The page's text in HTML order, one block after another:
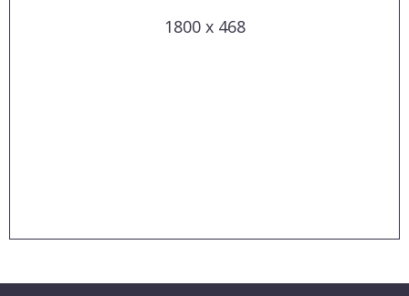
1800 x 468